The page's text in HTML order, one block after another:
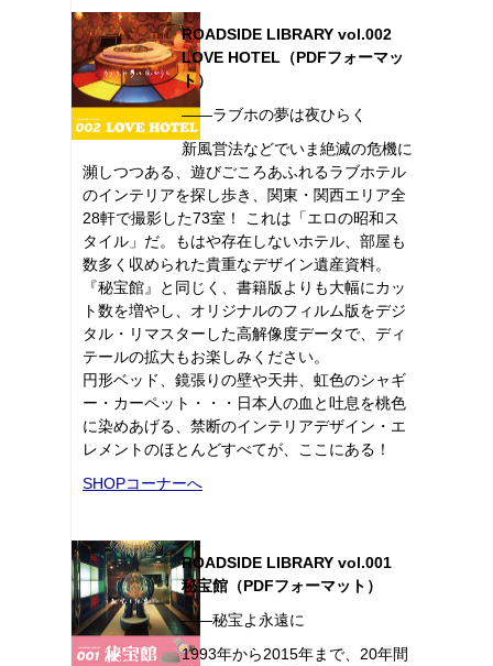
ROADSIDE LIBRARY vol.002
LOVE HOTEL（PDFフォーマッ
ト）
――ラブホの夢は夜ひらく
新風営法などでいま絶滅の危機に
瀕しつつある、遊びごころあふれるラブホテル
のインテリアを探し歩き、関東・関西エリア全
28軒で撮影した73室！ これは「エロの昭和ス
タイル」だ。もはや存在しないホテル、部屋も
数多く収められた貴重なデザイン遺産資料。
『秘宝館』と同じく、書籍版よりも大幅にカッ
ト数を増やし、オリジナルのフィルム版をデジ
タル・リマスターした高解像度データで、ディ
テールの拡大もお楽しみください。
円形ベッド、鏡張りの壁や天井、虹色のシャギ
ー・カーペット・・・日本人の血と吐息を桃色
に染めあげる、禁断のインテリアデザイン・エ
レメントのほとんどすべてが、ここにある！
SHOPコーナーへ
ROADSIDE LIBRARY vol.001
秘宝館（PDFフォーマット）
――秘宝よ永遠に
1993年から2015年まで、20年間